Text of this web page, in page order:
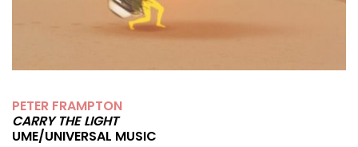
PETER FRAMPTON
CARRY THE LIGHT
UME/UNIVERSAL MUSIC